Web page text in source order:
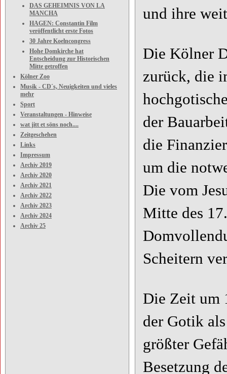
DAS GEHEIMNIS VON LA
MANCHA
HAGEN: Constantin Film
veröffentlicht erste Fotos
30 Jahre Koelncongress
Hohe Domkirche hat
Entscheidung zur Historischen
Mitte getroffen
Kölner Zoo
Musik - CD´s, Neuigkeiten und vieles
mehr
Sport
Veranstaltungen - Hinweise
wat jitt et söns noch....
Zeitgeschehen
Links
Impressum
Archiv 2019
Archiv 2020
Archiv 2021
Archiv 2022
Archiv 2023
Archiv 2024
Archiv 25
und ihre
Die Kölner
zurück, die
der
die
um die
Die vom
Mitte des
Scheitern
Die Zeit um
der Gotik
größter
Besetzung